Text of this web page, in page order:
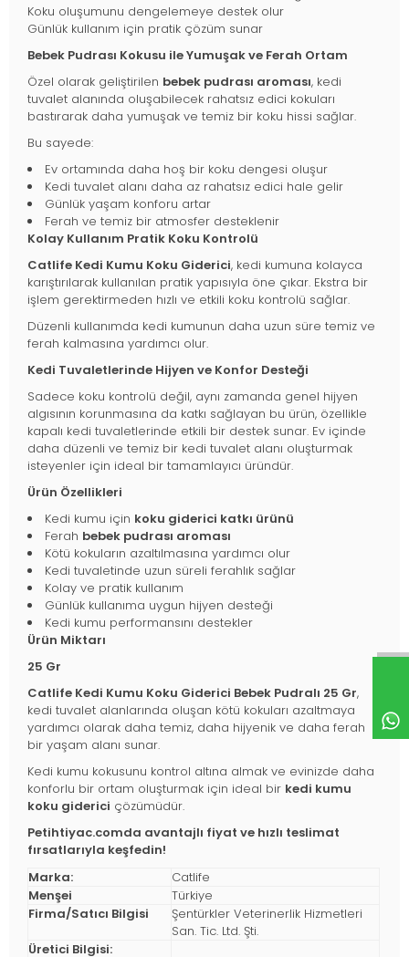
Koku oluşumunu dengelemeye destek olur
Günlük kullanım için pratik çözüm sunar
Bebek Pudrası Kokusu ile Yumuşak ve Ferah Ortam
Özel olarak geliştirilen bebek pudrası aroması, kedi
tuvalet alanında oluşabilecek rahatsız edici kokuları
bastırarak daha yumuşak ve temiz bir koku hissi sağlar.
Bu sayede:
Ev ortamında daha hoş bir koku dengesi oluşur
Kedi tuvalet alanı daha az rahatsız edici hale gelir
Günlük yaşam konforu artar
Ferah ve temiz bir atmosfer desteklenir
Kolay Kullanım Pratik Koku Kontrolü
Catlife Kedi Kumu Koku Giderici, kedi kumuna kolayca
karıştırılarak kullanılan pratik yapısıyla öne çıkar. Ekstra bir
işlem gerektirmeden hızlı ve etkili koku kontrolü sağlar.
Düzenli kullanımda kedi kumunun daha uzun süre temiz ve
ferah kalmasına yardımcı olur.
Kedi Tuvaletlerinde Hijyen ve Konfor Desteği
Sadece koku kontrolü değil, aynı zamanda genel hijyen
algısının korunmasına da katkı sağlayan bu ürün, özellikle
kapalı kedi tuvaletlerinde etkili bir destek sunar. Ev içinde
daha düzenli ve temiz bir kedi tuvalet alanı oluşturmak
isteyenler için ideal bir tamamlayıcı üründür.
Ürün Özellikleri
Kedi kumu için koku giderici katkı ürünü
Ferah bebek pudrası aroması
Kötü kokuların azaltılmasına yardımcı olur
Kedi tuvaletinde uzun süreli ferahlık sağlar
Kolay ve pratik kullanım
Günlük kullanıma uygun hijyen desteği
Kedi kumu performansını destekler
Ürün Miktarı
25 Gr
Catlife Kedi Kumu Koku Giderici Bebek Pudralı 25 Gr,
kedi tuvalet alanlarında oluşan kötü kokuları azaltmaya
yardımcı olarak daha temiz, daha hijyenik ve daha ferah
bir yaşam alanı sunar.
Kedi kumu kokusunu kontrol altına almak ve evinizde daha
konforlu bir ortam oluşturmak için ideal bir kedi kumu
koku giderici çözümüdür.
Petihtiyac.comda avantajlı fiyat ve hızlı teslimat
fırsatlarıyla keşfedin!
Marka:
Catlife
Menşei
Türkiye
Firma/Satıcı Bilgisi
Şentürkler Veterinerlik Hizmetleri
San. Tic. Ltd. Şti.
Üretici Bilgisi: